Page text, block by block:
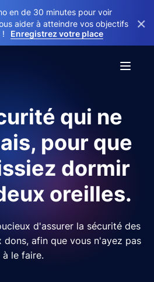
en de 30 minutes pour voir
aider à atteindre vos objectifs
!
Enregistrez votre place
×
qui ne
pour que
dormir
oreilles.
d'assurer la sécurité des
dons, afin que vous n'ayez pas
à le faire.